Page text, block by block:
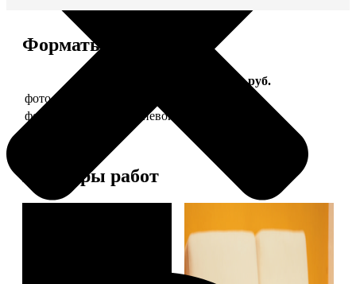
Форматы и цены
Цена, руб.
фото 20х30 в деревянной рамке
фото 20х30 в алюминиевой рамке
Примеры работ